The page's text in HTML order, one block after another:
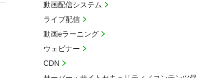
動画配信システム
ライブ配信
動画eラーニング
ウェビナー
CDN